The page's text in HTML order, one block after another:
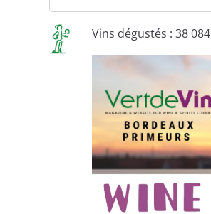
Vins dégustés : 38 084